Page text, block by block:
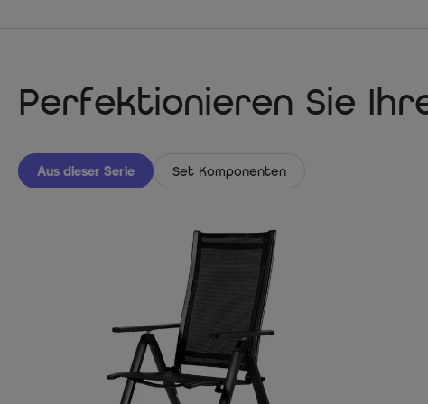
Perfektionieren Sie
Aus dieser Serie Set Komponenten